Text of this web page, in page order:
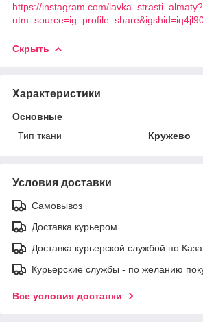
https://instagram.com/lavka_strasti_almaty?
Скрыть
Характеристики
Основные
Тип ткани
Кружево
Условия доставки
Самовывоз
Доставка курьером
Доставка курьерской службой по
Курьерские службы - по желанию
Все условия доставки